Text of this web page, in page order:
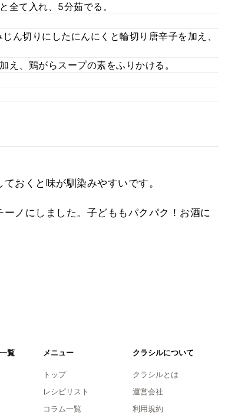
全て入れ、5分茹でる。
ん切りにしたにんにくと輪切り唐辛子を加え、
、鶏がらスープの素をふりかける。
おくと味が馴染みやすいです。
ノにしました。子どももパクパク！お酒に
覧 メニュー
トップ
レシピリスト
コラム一覧
クラシルについて
クラシルとは
運営会社
利用規約